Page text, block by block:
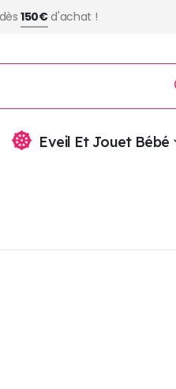
dès150€d'achat !
Eveil Et Jouet Bébé